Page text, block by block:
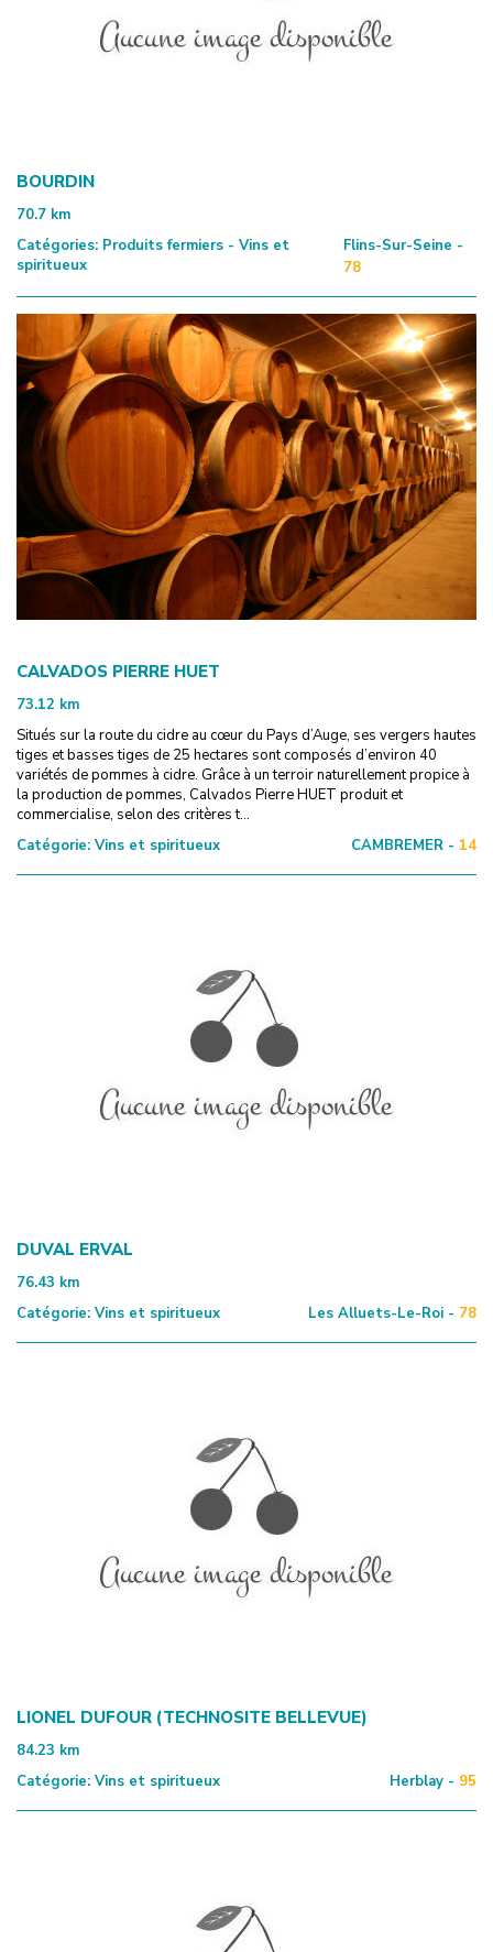
BOURDIN
70.7 km
Catégories: Produits fermiers - Vins et
spiritueux
Flins-Sur-Seine -
78
CALVADOS PIERRE HUET
73.12 km
Situés sur la route du cidre au cœur du Pays d’Auge, ses vergers hautes
tiges et basses tiges de 25 hectares sont composés d’environ 40
variétés de pommes à cidre. Grâce à un terroir naturellement propice à
la production de pommes, Calvados Pierre HUET produit et
commercialise, selon des critères t...
Catégorie: Vins et spiritueux CAMBREMER - 14
DUVAL ERVAL
76.43 km
Catégorie: Vins et spiritueux Les Alluets-Le-Roi - 78
LIONEL DUFOUR (TECHNOSITE BELLEVUE)
84.23 km
Catégorie: Vins et spiritueux Herblay - 95